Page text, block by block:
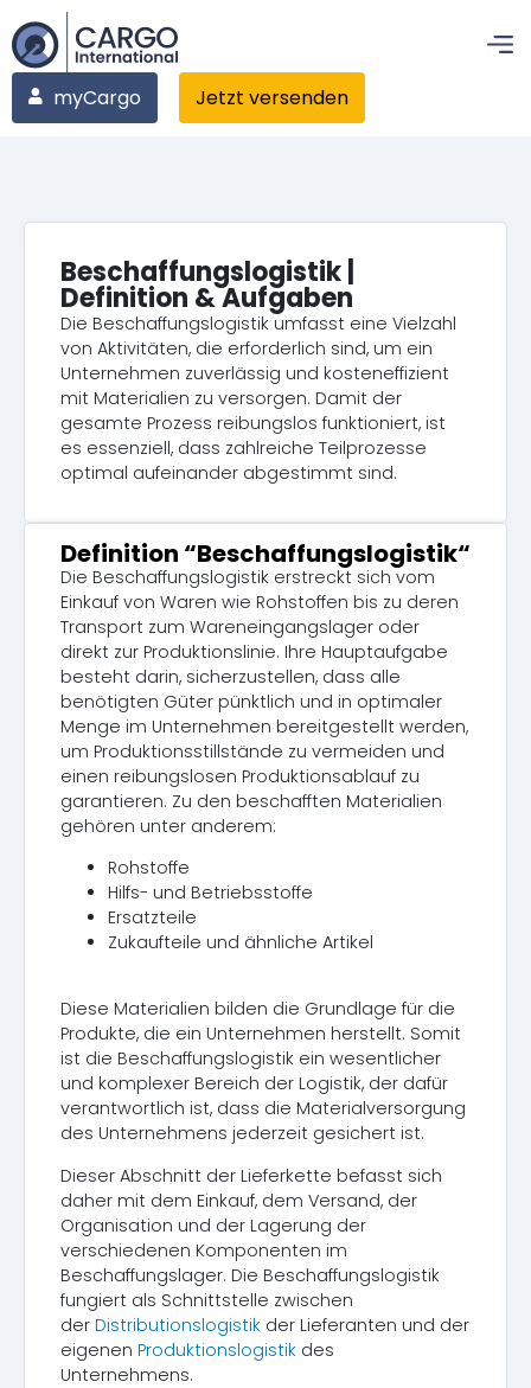
myCargo Jetzt versenden
Beschaffungslogistik |
Definition & Aufgaben
Die Beschaffungslogistik umfasst eine Vielzahl
von Aktivitäten, die erforderlich sind, um ein
Unternehmen zuverlässig und kosteneffizient
mit Materialien zu versorgen. Damit der
gesamte Prozess reibungslos funktioniert, ist
es essenziell, dass zahlreiche Teilprozesse
optimal aufeinander abgestimmt sind.
Definition “Beschaffungslogistik“
Die Beschaffungslogistik erstreckt sich vom
Einkauf von Waren wie Rohstoffen bis zu deren
Transport zum Wareneingangslager oder
direkt zur Produktionslinie. Ihre Hauptaufgabe
besteht darin, sicherzustellen, dass alle
benötigten Güter pünktlich und in optimaler
Menge im Unternehmen bereitgestellt werden,
um Produktionsstillstände zu vermeiden und
einen reibungslosen Produktionsablauf zu
garantieren. Zu den beschafften Materialien
gehören unter anderem:
Rohstoffe
Hilfs- und Betriebsstoffe
Ersatzteile
Zukaufteile und ähnliche Artikel
Diese Materialien bilden die Grundlage für die
Produkte, die ein Unternehmen herstellt. Somit
ist die Beschaffungslogistik ein wesentlicher
und komplexer Bereich der Logistik, der dafür
verantwortlich ist, dass die Materialversorgung
des Unternehmens jederzeit gesichert ist.
Dieser Abschnitt der Lieferkette befasst sich
daher mit dem Einkauf, dem Versand, der
Organisation und der Lagerung der
verschiedenen Komponenten im
Beschaffungslager. Die Beschaffungslogistik
fungiert als Schnittstelle zwischen
der Distributionslogistik der Lieferanten und der
eigenen Produktionslogistik des
Unternehmens.